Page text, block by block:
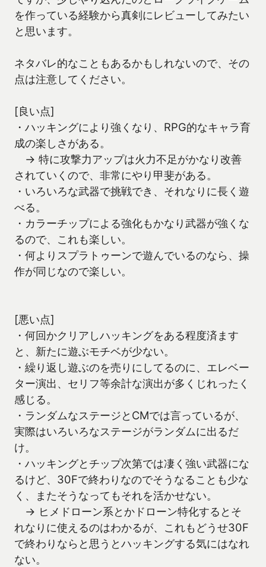
を作っている経験から真剣にレビューしてみたい
と思います。
ネタバレ的なこともあるかもしれないので、その
点は注意してください。
[良い点]
・ハッキングにより強くなり、RPG的なキャラ育
成の楽しさがある。
→ 特に攻撃力アップは火力不足がかなり改善
されていくので、非常にやり甲斐がある。
・いろいろな武器で挑戦でき、それなりに長く遊
べる。
・カラーチップによる強化もかなり武器が強くな
るので、これも楽しい。
・何よりスプラトゥーンで遊んでいるのなら、操
作が同じなので楽しい。
[悪い点]
・何回かクリアしハッキングをある程度済ます
と、新たに遊ぶモチベが少ない。
・繰り返し遊ぶのを売りにしてるのに、エレベー
ター演出、セリフ等余計な演出が多くじれったく
感じる。
・ランダムなステージとCMでは言っているが、
実際はいろいろなステージがランダムに出るだ
け。
・ハッキングとチップ次第では凄く強い武器にな
るけど、30Fで終わりなのでそうなることも少な
く、またそうなってもそれを活かせない。
→ ヒメドローン系とかドローン特化するとそ
れなりに使えるのはわかるが、これもどうせ30F
で終わりならと思うとハッキングする気にはなれ
ない。